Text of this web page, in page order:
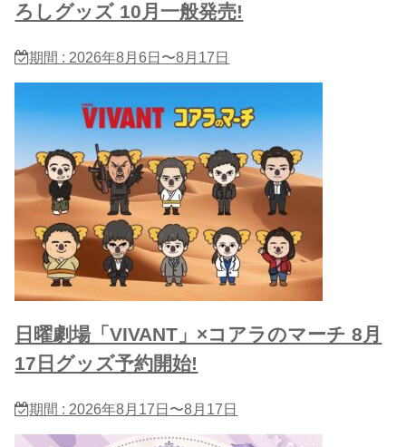
ろしグッズ 10月一般発売!
期間 : 2026年8月6日〜8月17日
日曜劇場「VIVANT」×コアラのマーチ 8月
17日グッズ予約開始!
期間 : 2026年8月17日〜8月17日